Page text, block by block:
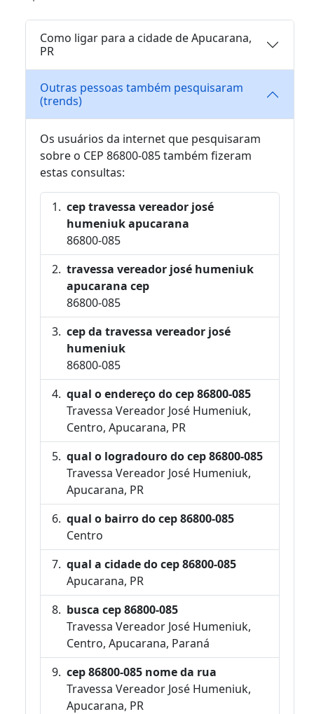
Como ligar para a cidade de Apucarana,
PR
Outras pessoas também pesquisaram
(trends)
Os usuários da internet que pesquisaram
sobre o CEP 86800-085 também fizeram
estas consultas:
cep travessa vereador josé
humeniuk apucarana
86800-085
travessa vereador josé humeniuk
apucarana cep
86800-085
cep da travessa vereador josé
humeniuk
86800-085
qual o endereço do cep 86800-085
Travessa Vereador José Humeniuk,
Centro, Apucarana, PR
qual o logradouro do cep 86800-085
Travessa Vereador José Humeniuk,
Apucarana, PR
qual o bairro do cep 86800-085
Centro
qual a cidade do cep 86800-085
Apucarana, PR
busca cep 86800-085
Travessa Vereador José Humeniuk,
Centro, Apucarana, Paraná
cep 86800-085 nome da rua
Travessa Vereador José Humeniuk,
Apucarana, PR